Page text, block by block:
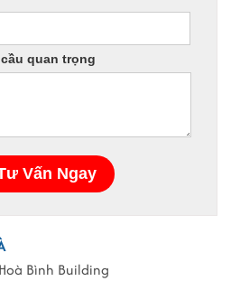
Bình Building